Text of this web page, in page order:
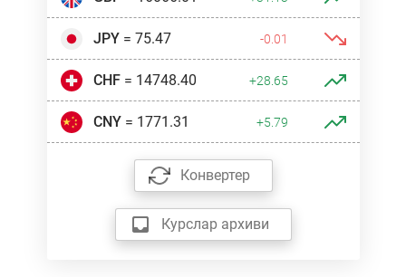
JPY= 75.47 -0.01
CHF= 14748.40 +28.65
CNY= 1771.31 +5.79
Конвертер
Курслар архиви